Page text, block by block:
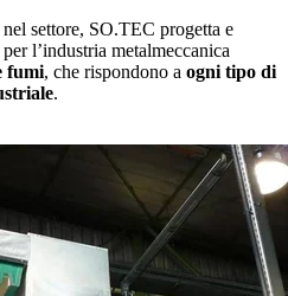
settore, SO.TEC progetta e
l’industria metalmeccanica
fumi, che rispondono a ogni tipo di
.